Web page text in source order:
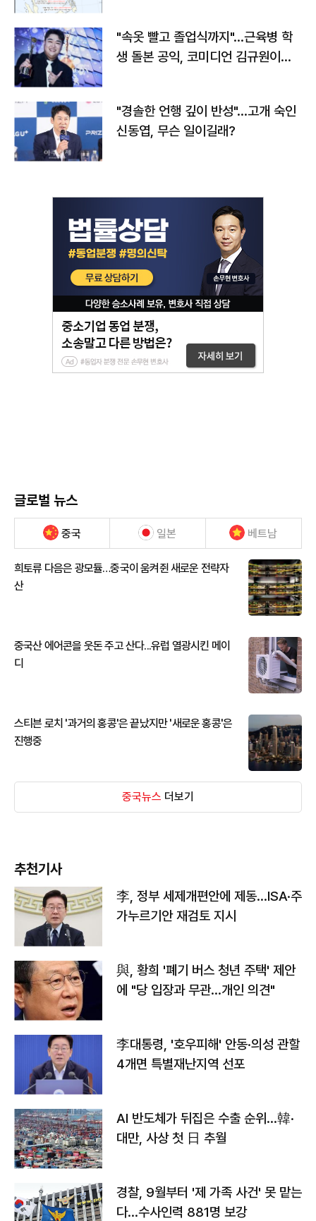
"속옷 빨고 졸업식까지"…근육병 학
생 돌본 공익, 코미디언 김규원이었
"경솔한 언행 깊이 반성"…고개 숙인
신동엽, 무슨 일이길래?
글로벌 뉴스
중국 일본 베트남
희토류 다음은 광모듈…중국이 움켜쥔 새로운 전략자
산
중국산 에어콘을 웃돈 주고 산다...유럽 열광시킨 메이
디
스티븐 로치 '과거의 홍콩'은 끝났지만 '새로운 홍콩'은
진행중
중국뉴스 더보기
추천기사
李, 정부 세제개편안에 제동…ISA·주
가누르기안 재검토 지시
與, 황희 '폐기 버스 청년 주택' 제안
에 "당 입장과 무관…개인 의견"
李대통령, '호우피해' 안동·의성 관할
4개면 특별재난지역 선포
AI 반도체가 뒤집은 수출 순위…韓·
대만, 사상 첫 日 추월
경찰, 9월부터 '제 가족 사건' 못 맡는
다…수사인력 881명 보강